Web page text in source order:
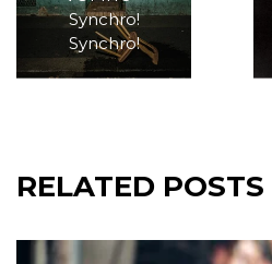
Synchro!
Synchro!
RELATED POSTS